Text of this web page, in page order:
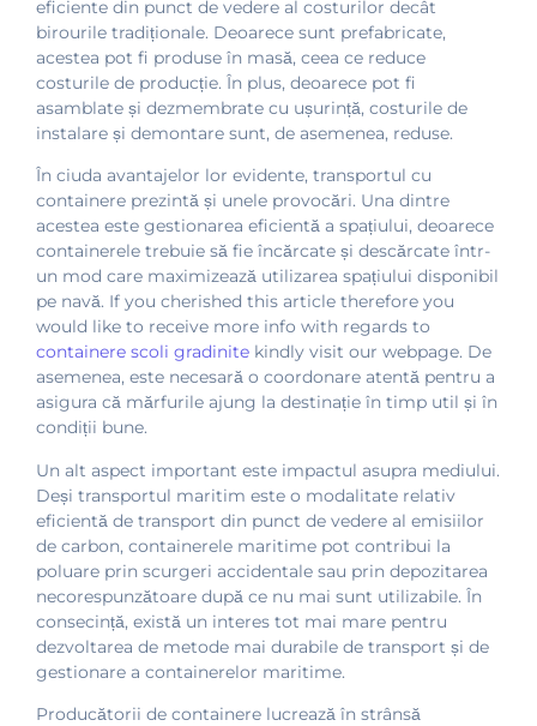
eficiente din punct de vedere al costurilor decât
birourile tradiționale. Deoarece sunt prefabricate,
acestea pot fi produse în masă, ceea ce reduce
costurile de producție. În plus, deoarece pot fi
asamblate și dezmembrate cu ușurință, costurile de
instalare și demontare sunt, de asemenea, reduse.
În ciuda avantajelor lor evidente, transportul cu
containere prezintă și unele provocări. Una dintre
acestea este gestionarea eficientă a spațiului, deoarece
containerele trebuie să fie încărcate și descărcate într-
un mod care maximizează utilizarea spațiului disponibil
pe navă. If you cherished this article therefore you
would like to receive more info with regards to
containere scoli gradinite kindly visit our webpage. De
asemenea, este necesară o coordonare atentă pentru a
asigura că mărfurile ajung la destinație în timp util și în
condiții bune.
Un alt aspect important este impactul asupra mediului.
Deși transportul maritim este o modalitate relativ
eficientă de transport din punct de vedere al emisiilor
de carbon, containerele maritime pot contribui la
poluare prin scurgeri accidentale sau prin depozitarea
necorespunzătoare după ce nu mai sunt utilizabile. În
consecință, există un interes tot mai mare pentru
dezvoltarea de metode mai durabile de transport și de
gestionare a containerelor maritime.
Producătorii de containere lucrează în strânsă